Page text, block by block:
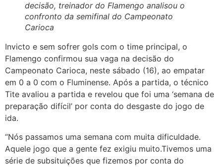
decisão, treinador do Flamengo analisou o
confronto da semifinal do Campeonato
Carioca
Invicto e sem sofrer gols com o time principal, o
Flamengo confirmou sua vaga na decisão do
Campeonato Carioca, neste sábado (16), ao empatar
em 0 a 0 com o Fluminense. Após a partida, o técnico
Tite avaliou a partida e revelou que foi uma ‘semana de
preparação difícil’ por conta do desgaste do jogo de
ida.
“Nós passamos uma semana com muita dificuldade.
Aquele jogo que a gente fez exigiu muito.Tivemos uma
série de subsituições que fizemos por conta do